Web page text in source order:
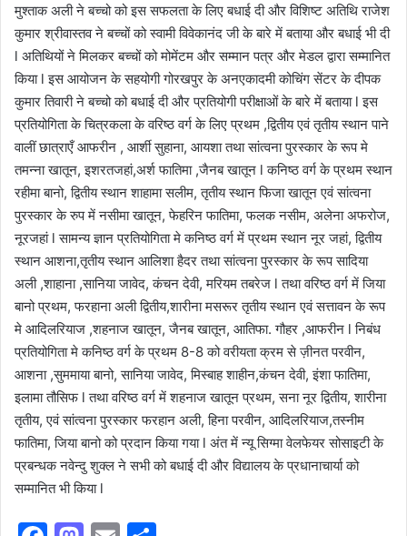
मुश्ताक अली ने बच्चो को इस सफलता के लिए बधाई दी और विशिष्ट अतिथि राजेश
कुमार श्रीवास्तव ने बच्चों को स्वामी विवेकानंद जी के बारे में बताया और बधाई भी दी
l अतिथियों ने मिलकर बच्चों को मोमेंटम और सम्मान पत्र और मेडल द्वारा सम्मानित
किया l इस आयोजन के सहयोगी गोरखपुर के अनएकादमी कोचिंग सेंटर के दीपक
कुमार तिवारी ने बच्चो को बधाई दी और प्रतियोगी परीक्षाओं के बारे में बताया l इस
प्रतियोगिता के चित्रकला के वरिष्ठ वर्ग के लिए प्रथम ,द्वितीय एवं तृतीय स्थान पाने
वालीं छात्राएँ आफरीन , आर्शी सुहाना, आयशा तथा सांत्वना पुरस्कार के रूप मे
तमन्ना खातून, इशरतजहां,अर्श फातिमा ,जैनब खातून l कनिष्ठ वर्ग के प्रथम स्थान
रहीमा बानो, द्वितीय स्थान शाहामा सलीम, तृतीय स्थान फिजा खातून एवं सांत्वना
पुरस्कार के रुप में नसीमा खातून, फेहरिन फातिमा, फलक नसीम, अलेना अफरोज,
नूरजहां l सामन्य ज्ञान प्रतियोगिता मे कनिष्ठ वर्ग में प्रथम स्थान नूर जहां, द्वितीय
स्थान आशना,तृतीय स्थान आलिशा हैदर तथा सांत्वना पुरस्कार के रूप सादिया
अली ,शाहाना ,सानिया जावेद, कंचन देवी, मरियम तबरेज l तथा वरिष्ठ वर्ग में जिया
बानो प्रथम, फरहाना अली द्वितीय,शारीना मसरूर तृतीय स्थान एवं सत्तावन के रूप
मे आदिलरियाज ,शहनाज खातून, जैनब खातून, आतिफा. गौहर ,आफरीन l निबंध
प्रतियोगिता मे कनिष्ठ वर्ग के प्रथम 8-8 को वरीयता क्रम से ज़ीनत परवीन,
आशना ,सुममाया बानो, सानिया जावेद, मिस्बाह शाहीन,कंचन देवी, इंशा फातिमा,
इलामा तौसिफ l तथा वरिष्ठ वर्ग में शहनाज खातून प्रथम, सना नूर द्वितीय, शारीना
तृतीय, एवं सांत्वना पुरस्कार फरहान अली, हिना परवीन, आदिलरियाज,तस्नीम
फातिमा, जिया बानो को प्रदान किया गया l अंत में न्यू सिग्मा वेलफेयर सोसाइटी के
प्रबन्धक नवेन्दु शुक्ल ने सभी को बधाई दी और विद्यालय के प्रधानाचार्या को
सम्मानित भी किया l